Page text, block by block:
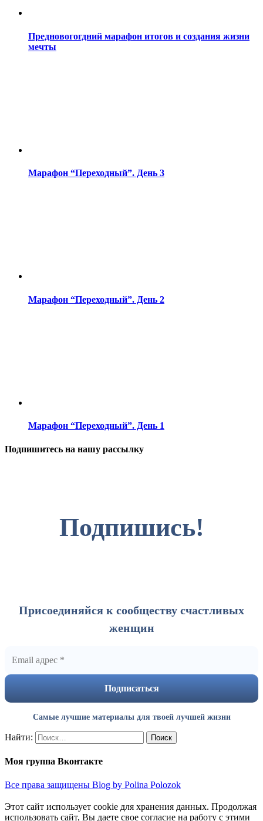
Предновогогдний марафон итогов и создания жизни
мечты
Марафон “Переходный”. День 3
Марафон “Переходный”. День 2
Марафон “Переходный”. День 1
Подпишитесь на нашу рассылку
Подпишись!
Присоединяйся к сообществу счастливых
женщин
Самые лучшие материалы для твоей лучшей жизни
Найти:
Моя группа Вконтакте
Все права защищены Blog by Polina Polozok
Этот сайт использует cookie для хранения данных. Продолжая
использовать сайт, Вы даете свое согласие на работу с этими